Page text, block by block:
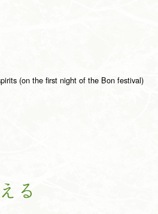
(on the first night of the Bon festival)
え る